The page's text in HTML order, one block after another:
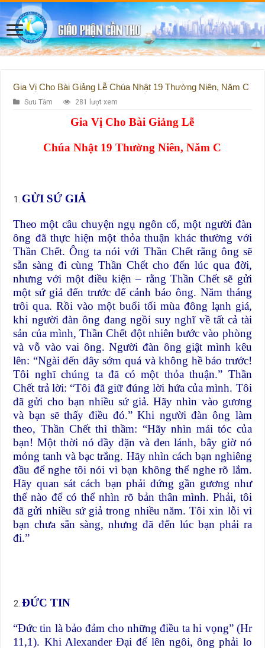
Gia Vị Cho Bài Giảng Lễ Chúa Nhật 19 Thường Niên, Năm C
Sưu Tầm 281 lượt xem
Gia Vị Cho Bài Giảng Lễ
Chúa Nhật 19 Thường Niên, Năm C
GỬI SỨ GIẢ
Theo một câu chuyện ngụ ngôn cổ, một người đàn
ông đã thực hiện một thỏa thuận khác thường với
Thần Chết. Ông ta nói với Thần Chết rằng ông sẽ
sẵn sàng đi cùng Thần Chết cho đến lúc qua đời,
nhưng với một điều kiện – rằng Thần Chết sẽ gửi
một sứ giả đến trước để cảnh báo ông. Năm tháng
trôi qua. Rồi vào một buổi tối mùa đông lạnh giá,
khi người đàn ông đang ngồi suy nghĩ về tất cả tài
sản của mình, Thần Chết đột nhiên bước vào phòng
và vỗ vào vai ông. Người đàn ông giật mình kêu
lên: “Ngài đến đây sớm quá và không hề báo trước!
Tôi nghĩ chúng ta đã có một thỏa thuận.” Thần
Chết trả lời: “Tôi đã giữ đúng lời hứa của mình. Tôi
đã gửi cho bạn nhiều sứ giả. Hãy nhìn vào gương
và bạn sẽ thấy điều đó.” Khi người đàn ông làm
theo, Thần Chết thì thầm: “Hãy nhìn mái tóc của
bạn! Một thời nó đầy đặn và đen lánh, bây giờ nó
mỏng tanh và bạc trắng. Hãy nhìn cách bạn nghiêng
đầu để nghe tôi nói vì bạn không thể nghe rõ lắm.
Hãy quan sát cách bạn phải đứng gần gương như
thế nào để có thể nhìn rõ bản thân mình. Phải, tôi
đã gửi nhiều sứ giả trong nhiều năm. Tôi xin lỗi vì
bạn chưa sẵn sàng, nhưng đã đến lúc bạn phải ra
đi.”
ĐỨC TIN
“Đức tin là bảo đảm cho những điều ta hi vọng” (Hr
11,1). Khi Alexander Đại đế lên ngôi, ông phải lo